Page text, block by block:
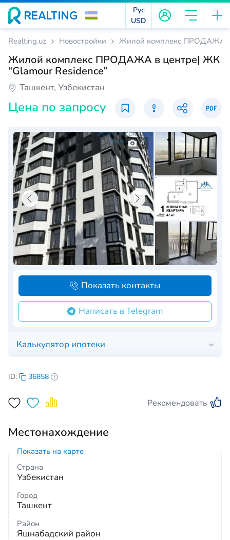
Рус
USD
Realting.uz Новостройки Жилой комплекс ПРОДАЖА в
Жилой комплекс ПРОДАЖА в центре| ЖК
“Glamour Residence”
Ташкент, Узбекистан
Цена по запросу
Калькулятор ипотеки
4
Написать в Telegram
Показать контакты
ID: 36858
Рекомендовать
Местонахождение
Показать на карте
Страна
Узбекистан
Город
Ташкент
Район
Яшнабадский район